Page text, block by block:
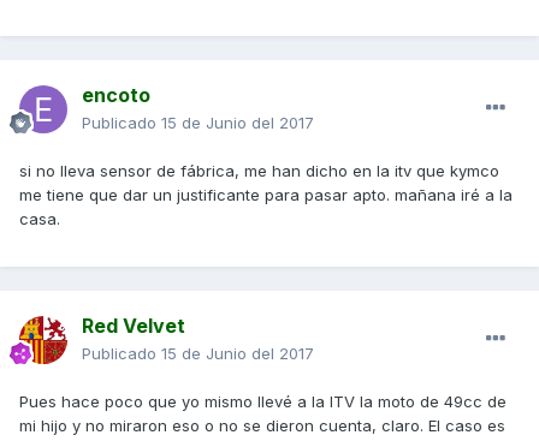
encoto
Publicado 15 de Junio del 2017
si no lleva sensor de fábrica, me han dicho en la itv que kymco
me tiene que dar un justificante para pasar apto. mañana iré a la
casa.
Red Velvet
Publicado 15 de Junio del 2017
Pues hace poco que yo mismo llevé a la ITV la moto de 49cc de
mi hijo y no miraron eso o no se dieron cuenta, claro. El caso es